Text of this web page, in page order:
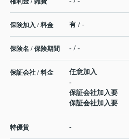
保険加入 / 料金 有 / -
保険名 / 保険期間 - / -
保証会社 / 料金
任意加入
-
保証会社加入要
保証会社加入要
特優賃 -